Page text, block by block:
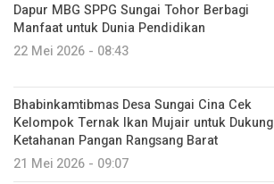
Dapur MBG SPPG Sungai Tohor Berbagi
Manfaat untuk Dunia Pendidikan
22 Mei 2026 - 08:43
Bhabinkamtibmas Desa Sungai Cina Cek
Kelompok Ternak Ikan Mujair untuk Dukung
Ketahanan Pangan Rangsang Barat
21 Mei 2026 - 09:07